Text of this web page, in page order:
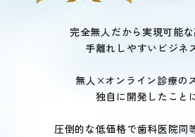
完全無人だから実現可能
手離れしやすいビジネ
無人×オンライン診療の
独自に開発したこと
圧倒的な低価格で歯科医院同